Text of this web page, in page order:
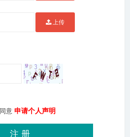
上传
意 申请个人声明